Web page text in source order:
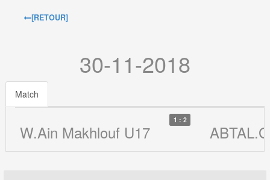
[RETOUR]
30-11-2018
Match
W.Ain Makhlouf U17
1 : 2